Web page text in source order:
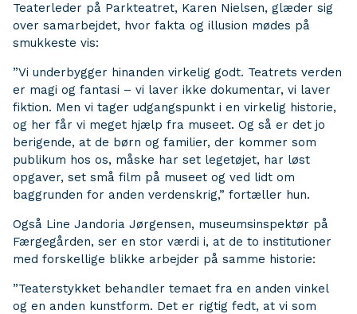
Teaterleder på Parkteatret, Karen Nielsen, glæder sig
over samarbejdet, hvor fakta og illusion mødes på
smukkeste vis:
”Vi underbygger hinanden virkelig godt. Teatrets verden
er magi og fantasi – vi laver ikke dokumentar, vi laver
fiktion. Men vi tager udgangspunkt i en virkelig historie,
og her får vi meget hjælp fra museet. Og så er det jo
berigende, at de børn og familier, der kommer som
publikum hos os, måske har set legetøjet, har løst
opgaver, set små film på museet og ved lidt om
baggrunden for anden verdenskrig,” fortæller hun.
Også Line Jandoria Jørgensen, museumsinspektør på
Færgegården, ser en stor værdi i, at de to institutioner
med forskellige blikke arbejder på samme historie:
”Teaterstykket behandler temaet fra en anden vinkel
og en anden kunstform. Det er rigtig fedt, at vi som